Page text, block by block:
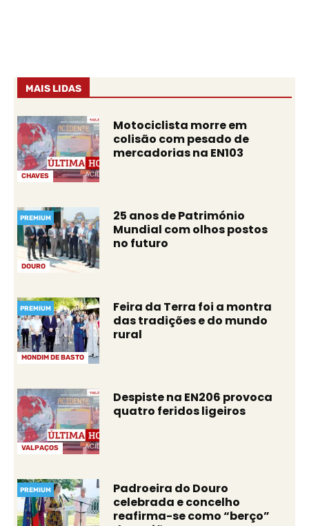
MAIS LIDAS
CHAVES
Motociclista morre em
colisão com pesado de
mercadorias na EN103
DOURO
PREMIUM
25 anos de Património
Mundial com olhos postos
no futuro
MONDIM DE BASTO
PREMIUM
Feira da Terra foi a montra
das tradições e do mundo
rural
VALPAÇOS
Despiste na EN206 provoca
quatro feridos ligeiros
PREMIUM
Padroeira do Douro
celebrada e concelho
reafirma-se como “berço”